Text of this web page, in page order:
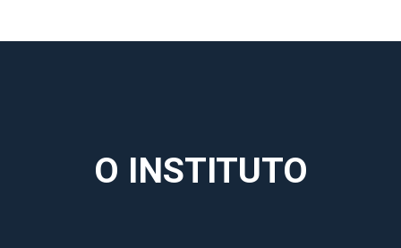
O INSTITUTO